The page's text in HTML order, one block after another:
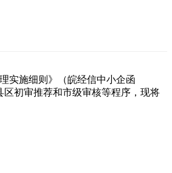
实施细则》（皖经信中小企函
区初审推荐和市级审核等程序，现将